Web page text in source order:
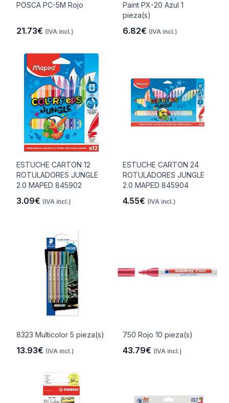
POSCA PC-5M Rojo
21.73€ (IVA incl.)
Paint PX-20 Azul 1
pieza(s)
6.82€ (IVA incl.)
ESTUCHE CARTON 12
ROTULADORES JUNGLE
2.0 MAPED 845902
3.09€ (IVA incl.)
ESTUCHE CARTON 24
ROTULADORES JUNGLE
2.0 MAPED 845904
4.55€ (IVA incl.)
8323 Multicolor 5 pieza(s)
13.93€ (IVA incl.)
750 Rojo 10 pieza(s)
43.79€ (IVA incl.)